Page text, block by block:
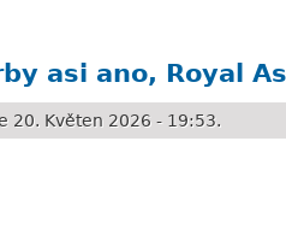
asi ano, Royal
20. Květen 2026 - 19:53.